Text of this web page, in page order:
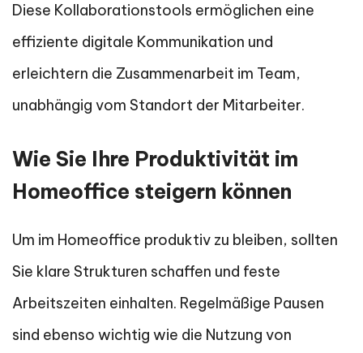
Diese Kollaborationstools ermöglichen eine
effiziente digitale Kommunikation und
erleichtern die Zusammenarbeit im Team,
unabhängig vom Standort der Mitarbeiter.
Wie Sie Ihre Produktivität im
Homeoffice steigern können
Um im Homeoffice produktiv zu bleiben, sollten
Sie klare Strukturen schaffen und feste
Arbeitszeiten einhalten. Regelmäßige Pausen
sind ebenso wichtig wie die Nutzung von